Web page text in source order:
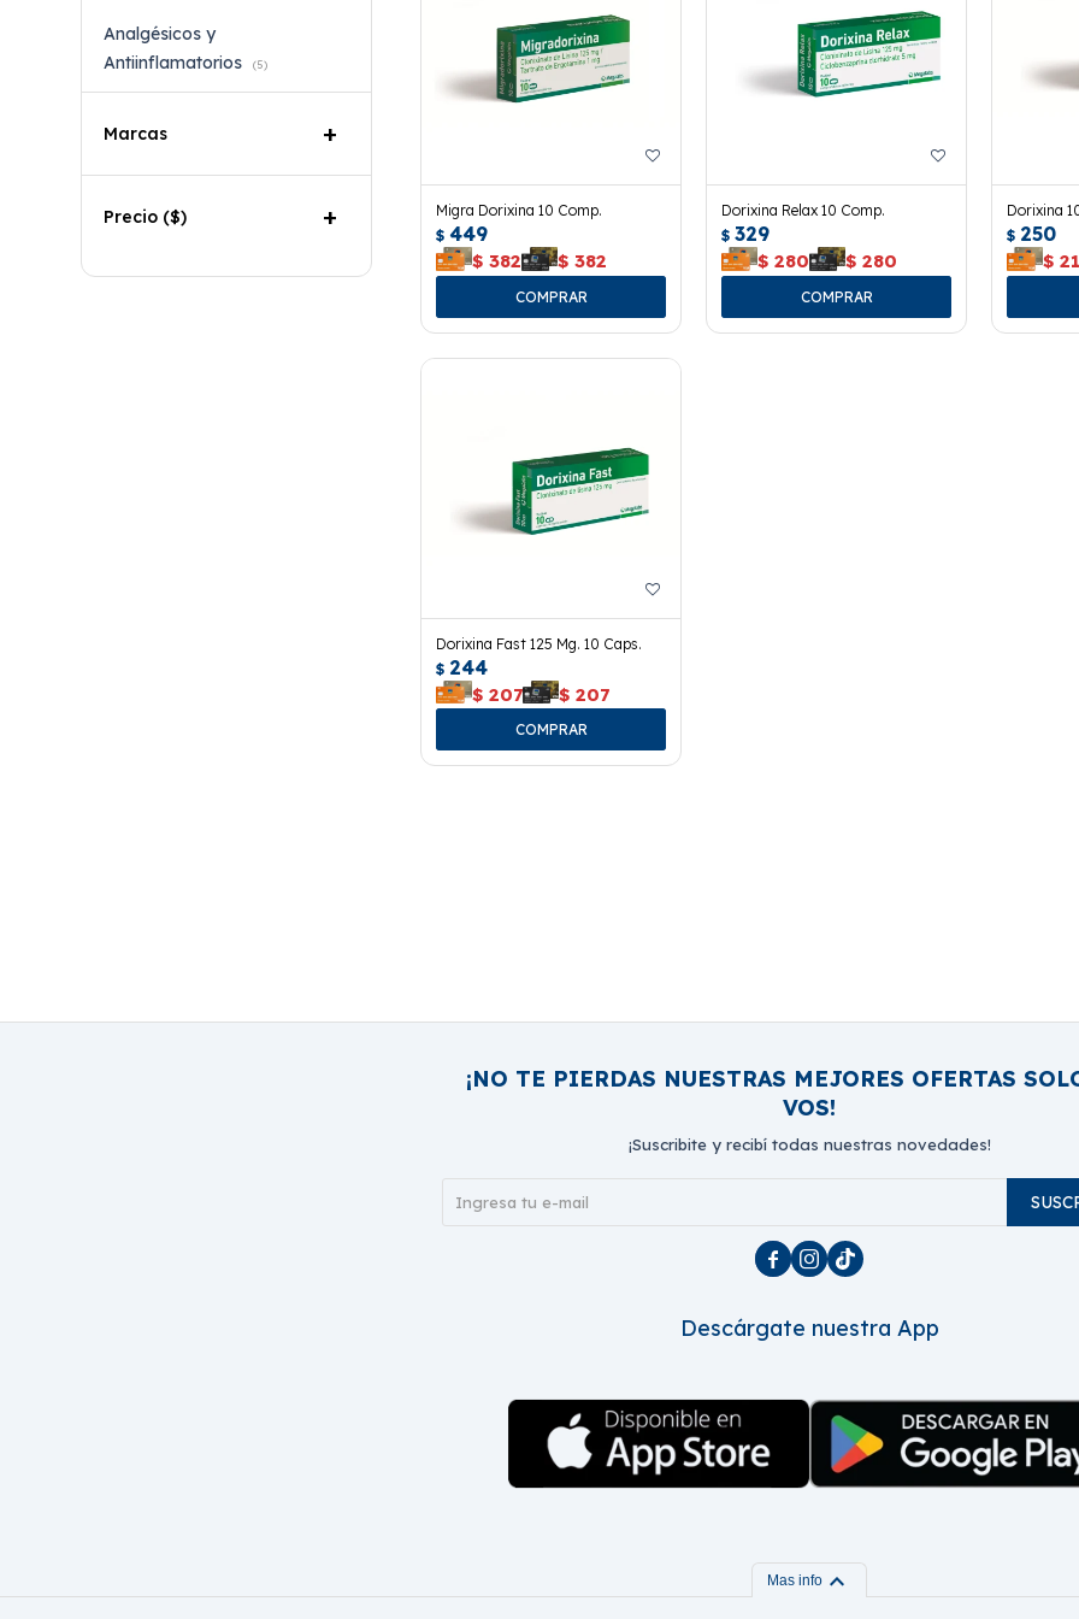
Migra Dorixina 10 Comp.
$ 449
$ 382 $ 382
Dorixina Relax 10 Comp.
$ 329
$ 280 $ 280
Dorixina
$ 250
$
Dorixina Fast 125 Mg. 10 Caps.
$ 244
$ 207 $ 207
Analgésicos y
Antiinflamatorios
(5)
Marcas
Precio ($)
¡NO TE PIERDAS NUESTRAS MEJORES OFERTAS
VOS!
¡Suscribite y recibí todas nuestras novedades!
  
Descárgate nuestra App
Mas info expand_more